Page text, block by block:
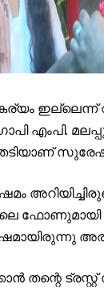
എംപി.
ഫോണുമായി
തന്റെ